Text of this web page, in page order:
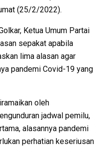
(25/2/2022).
Ketua Umum Partai
sepakat apabila
lima alasan agar
pandemi Covid-19 yang
oleh
jadwal pemilu,
alasannya pandemi
perhatian keseriusan